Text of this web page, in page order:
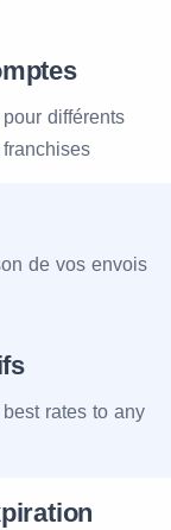
différents
de vos envois
rates to any